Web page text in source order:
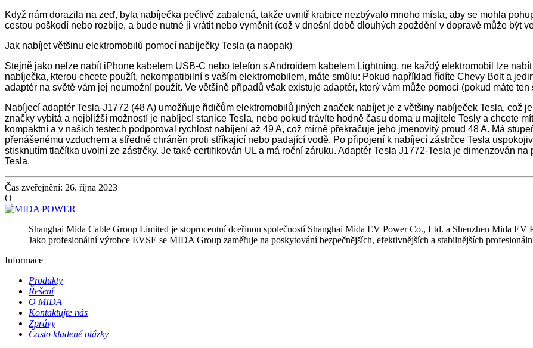
Když nám dorazila na zeď, byla nabíječka pečlivě zabalená, takže uvnitř krabice nezbývalo mnoho místa, aby se mohla
cestou poškodí nebo rozbije, a bude nutné ji vrátit nebo vyměnit (což v dnešní době dlouhých zpoždění v dopravě může být
Jak nabíjet většinu elektromobilů pomocí nabíječky Tesla (a naopak)
Stejně jako nelze nabít iPhone kabelem USB-C nebo telefon s Androidem kabelem Lightning, ne každý elektromobil lze
nabíječka, kterou chcete použít, nekompatibilní s vaším elektromobilem, máte smůlu: Pokud například řídíte Chevy Bolt a
adaptér na světě vám jej neumožní použít. Ve většině případů však existuje adaptér, který vám může pomoci (pokud máte
Nabíjecí adaptér Tesla-J1772 (48 A) umožňuje řidičům elektromobilů jiných značek nabíjet je z většiny nabíječek Tesla, což
značky vybitá a nejbližší možností je nabíjecí stanice Tesla, nebo pokud trávíte hodně času doma u majitele Tesly a chcete
kompaktní a v našich testech podporoval rychlost nabíjení až 49 A, což mírně překračuje jeho jmenovitý proud 48 A. Má
přenášenému vzduchem a středně chráněn proti stříkající nebo padající vodě. Po připojení k nabíjecí zástrčce Tesla
stisknutím tlačítka uvolní ze zástrčky. Je také certifikován UL a má roční záruku. Adaptér Tesla J1772-Tesla je dimenzován
Tesla.
Čas zveřejnění: 26. října 2023
O
Shanghai Mida Cable Group Limited je stoprocentní dceřinou společností Shanghai Mida EV Power Co., Ltd. a Shenzhen Mida
Jako profesionální výrobce EVSE se MIDA Group zaměřuje na poskytování bezpečnějších, efektivnějších a stabilnějších
Informace
Produkty
Řešení
O MIDA
Kontaktujte nás
Zprávy
Často kladené otázky